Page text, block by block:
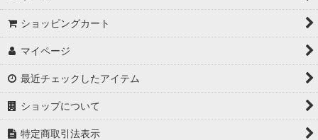
ショッピングカート
マイページ
最近チェックしたアイテム
ショップについて
特定商取引法表示